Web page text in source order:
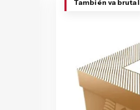
También va brutal